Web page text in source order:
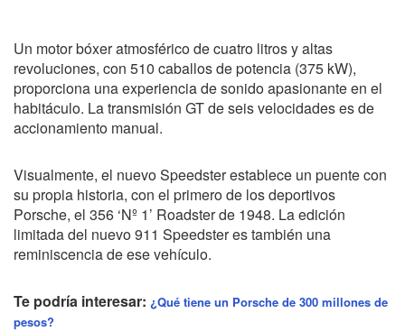
Un motor bóxer atmosférico de cuatro litros y altas
revoluciones, con 510 caballos de potencia (375 kW),
proporciona una experiencia de sonido apasionante en el
habitáculo. La transmisión GT de seis velocidades es de
accionamiento manual.
Visualmente, el nuevo Speedster establece un puente con
su propia historia, con el primero de los deportivos
Porsche, el 356 ‘Nº 1’ Roadster de 1948. La edición
limitada del nuevo 911 Speedster es también una
reminiscencia de ese vehículo.
Te podría interesar: ¿Qué tiene un Porsche de 300 millones de
pesos?